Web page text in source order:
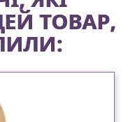
ТОВАР,